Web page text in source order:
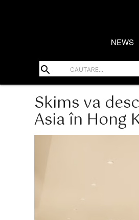
NEWS
search
Skims va
Asia în Hong